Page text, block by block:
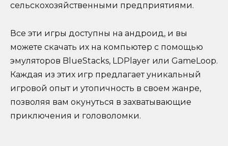
сельскохозяйственными предприятиями.
Все эти игры доступны на андроид, и вы
можете скачать их на компьютер с помощью
эмуляторов BlueStacks, LDPlayer или GameLoop.
Каждая из этих игр предлагает уникальный
игровой опыт и утопичность в своем жанре,
позволяя вам окунуться в захватывающие
приключения и головоломки.